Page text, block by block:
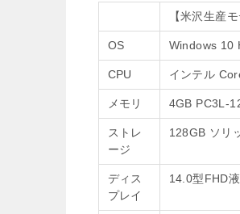
【米沢生産
OS Windows 10
CPU インテル
メモリ 4GB PC3L-
ストレ
ージ
128GB ソリ
ディス
プレイ
14.0型FHD